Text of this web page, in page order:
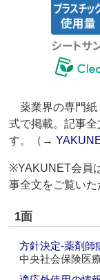
薬業界の専門紙
式で掲載。記事
す。（→
※YAKUNET会員
事全文をご覧いた
1面
方針決定‐薬剤師
中央社会保険医